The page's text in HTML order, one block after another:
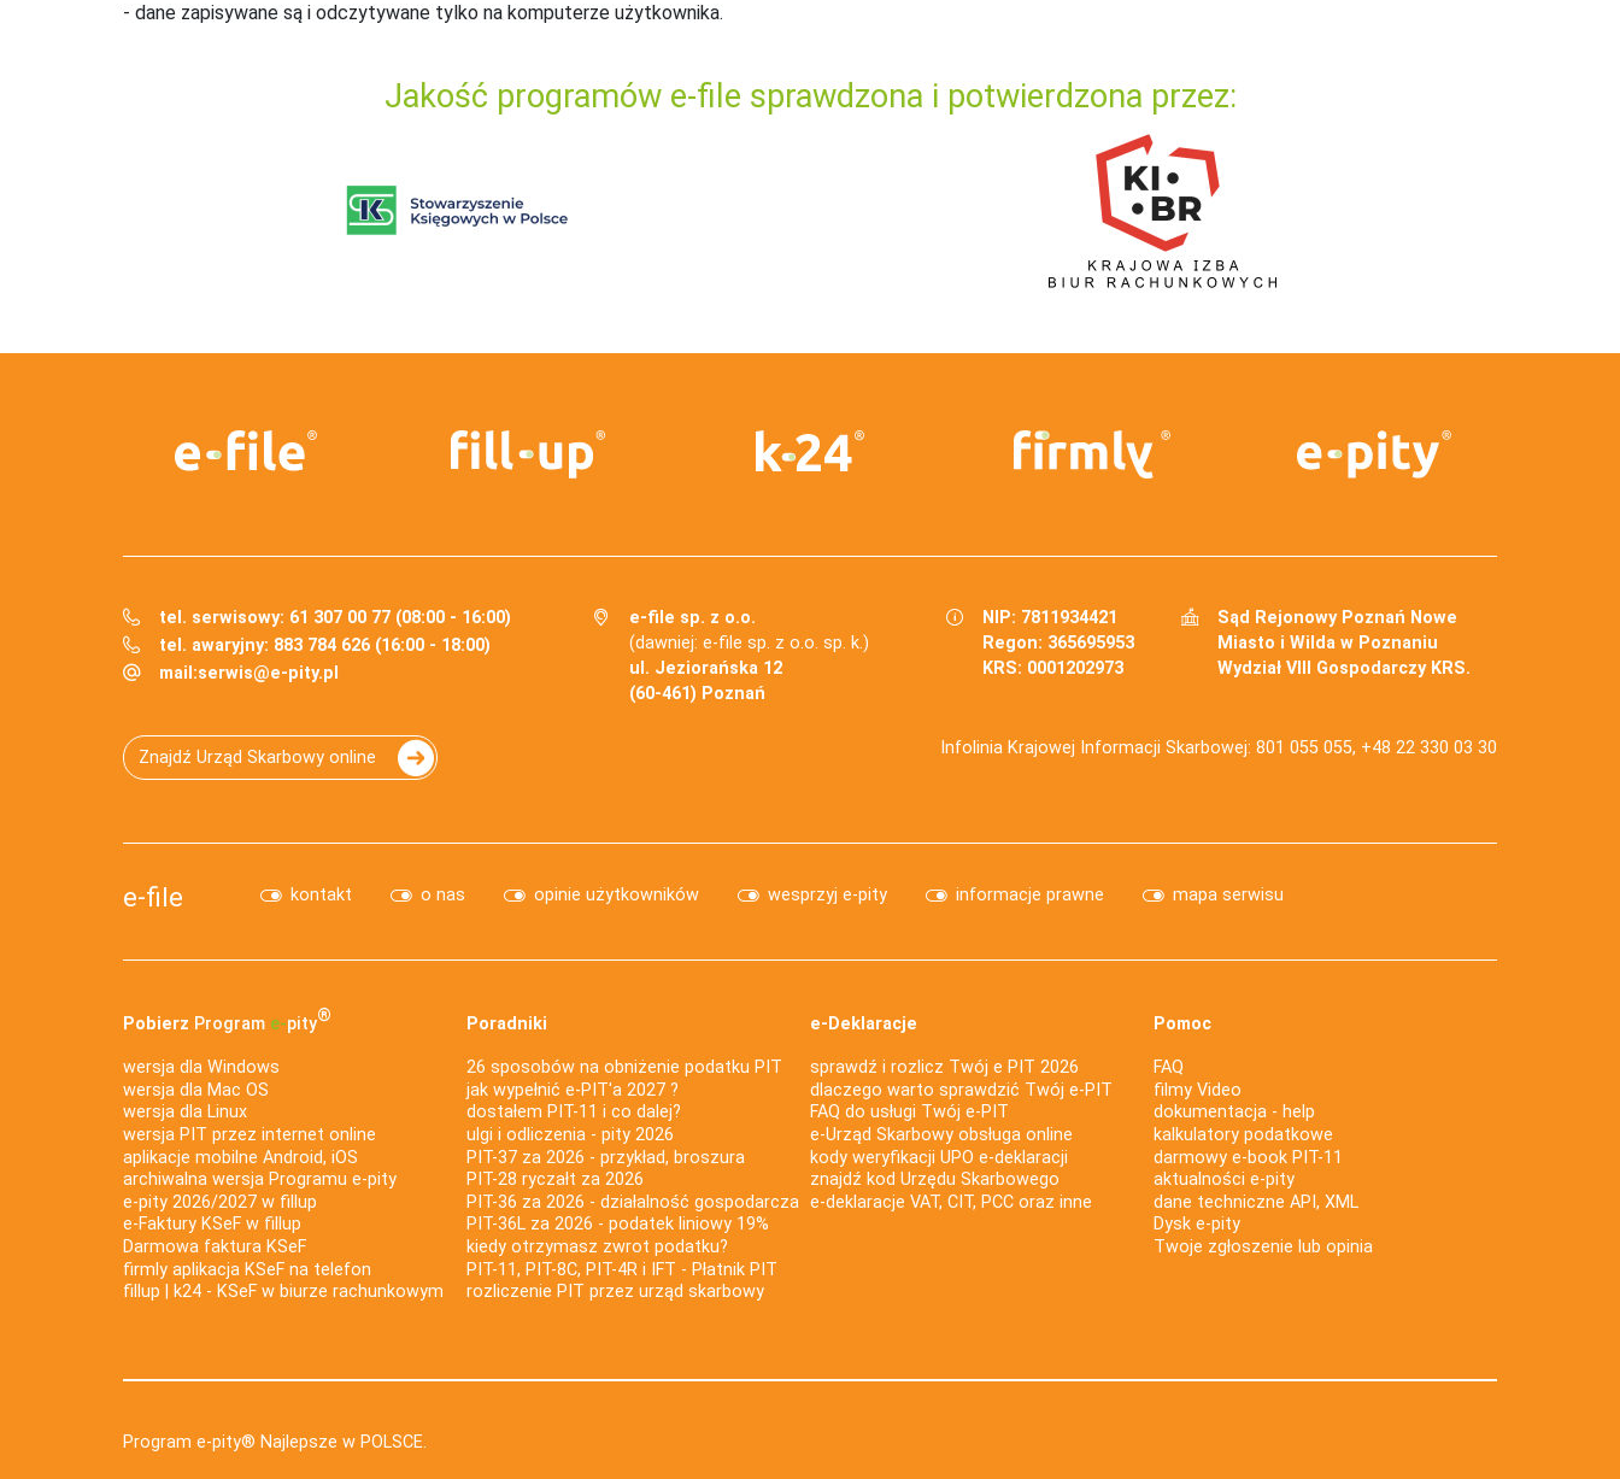
- dane zapisywane są i odczytywane tylko na komputerze użytkownika.
Jakość programów e-file sprawdzona i potwierdzona przez:
tel. serwisowy: 61 307 00 77 (08:00 - 16:00)
tel. awaryjny: 883 784 626 (16:00 - 18:00)
mail:serwis@e-pity.pl
e-file sp. z o.o.
(dawniej: e-file sp. z o.o. sp. k.)
ul. Jeziorańska 12
(60-461) Poznań
NIP: 7811934421
Regon: 365695953
KRS: 0001202973
Sąd Rejonowy Poznań Nowe
Miasto i Wilda w Poznaniu
Wydział VIII Gospodarczy KRS.
Znajdź Urząd Skarbowy online Infolinia Krajowej Informacji Skarbowej: 801 055 055, +48 22 330 03 30
e-file kontakt o nas opinie użytkowników wesprzyj e-pity informacje prawne mapa serwisu
Pobierz Program e‑pity®
wersja dla Windows
wersja dla Mac OS
wersja dla Linux
wersja PIT przez internet online
aplikacje mobilne Android, iOS
archiwalna wersja Programu e-pity
e-pity 2026/2027 w fillup
e‑Faktury KSeF w fillup
Darmowa faktura KSeF
firmly aplikacja KSeF na telefon
fillup | k24 - KSeF w biurze rachunkowym
Poradniki
26 sposobów na obniżenie podatku PIT
jak wypełnić e-PIT'a 2027 ?
dostałem PIT-11 i co dalej?
ulgi i odliczenia - pity 2026
PIT-37 za 2026 - przykład, broszura
PIT-28 ryczałt za 2026
PIT-36 za 2026 - działalność gospodarcza
PIT-36L za 2026 - podatek liniowy 19%
kiedy otrzymasz zwrot podatku?
PIT-11, PIT-8C, PIT-4R i IFT - Płatnik PIT
rozliczenie PIT przez urząd skarbowy
e-Deklaracje
sprawdź i rozlicz Twój e PIT 2026
dlaczego warto sprawdzić Twój e-PIT
FAQ do usługi Twój e-PIT
e-Urząd Skarbowy obsługa online
kody weryfikacji UPO e-deklaracji
znajdź kod Urzędu Skarbowego
e-deklaracje VAT, CIT, PCC oraz inne
Pomoc
FAQ
filmy Video
dokumentacja - help
kalkulatory podatkowe
darmowy e-book PIT-11
aktualności e-pity
dane techniczne API, XML
Dysk e-pity
Twoje zgłoszenie lub opinia
Program e-pity® Najlepsze w POLSCE.